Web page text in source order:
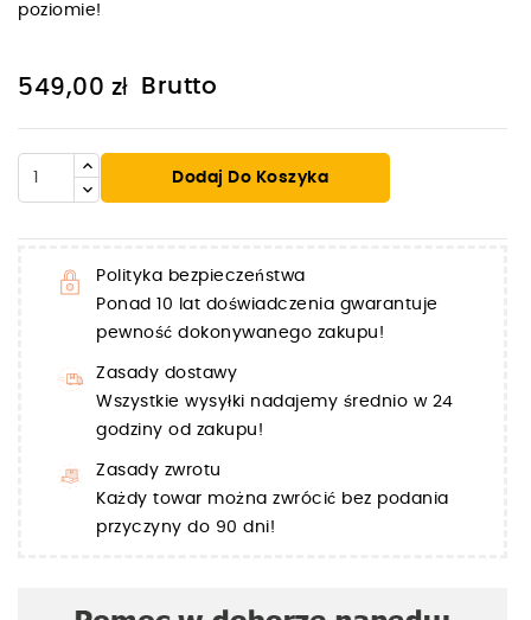
poziomie!
549,00 zł Brutto
Dodaj Do Koszyka
Polityka bezpieczeństwa
Ponad 10 lat doświadczenia gwarantuje
pewność dokonywanego zakupu!
Zasady dostawy
Wszystkie wysyłki nadajemy średnio w 24
godziny od zakupu!
Zasady zwrotu
Każdy towar można zwrócić bez podania
przyczyny do 90 dni!